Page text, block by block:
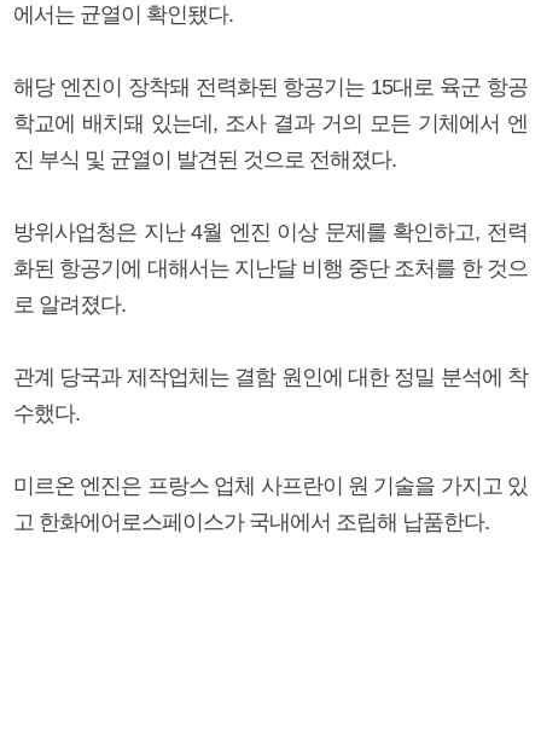
에서는 균열이 확인됐다.
해당 엔진이 장착돼 전력화된 항공기는 15대로 육군 항공
학교에 배치돼 있는데, 조사 결과 거의 모든 기체에서 엔
진 부식 및 균열이 발견된 것으로 전해졌다.
방위사업청은 지난 4월 엔진 이상 문제를 확인하고, 전력
화된 항공기에 대해서는 지난달 비행 중단 조처를 한 것으
로 알려졌다.
관계 당국과 제작업체는 결함 원인에 대한 정밀 분석에 착
수했다.
미르온 엔진은 프랑스 업체 사프란이 원 기술을 가지고 있
고 한화에어로스페이스가 국내에서 조립해 납품한다.